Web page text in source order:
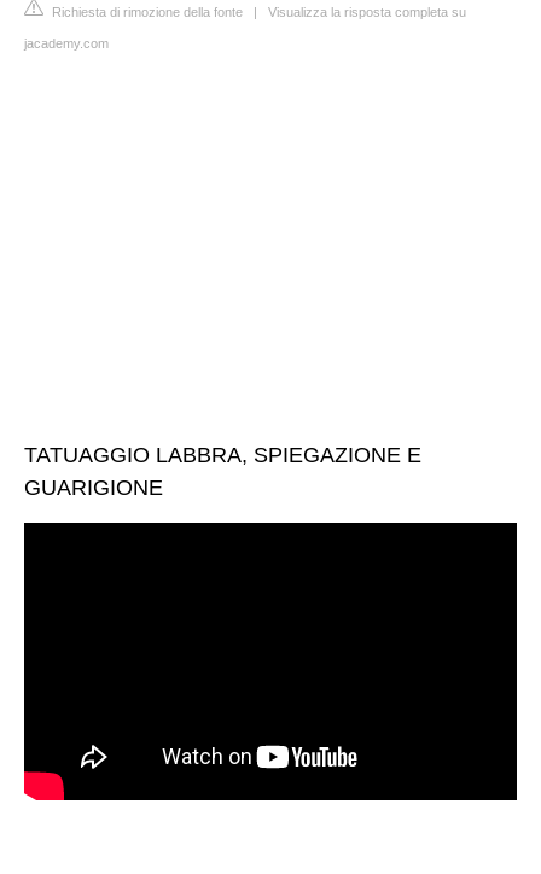
Richiesta di rimozione della fonte | Visualizza la risposta completa su
jacademy.com
TATUAGGIO LABBRA, SPIEGAZIONE E
GUARIGIONE